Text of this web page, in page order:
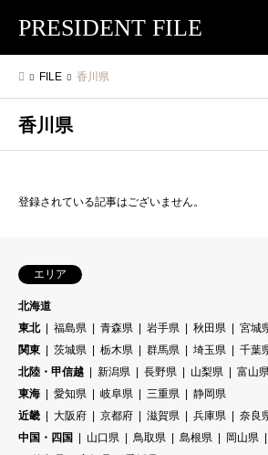
PRESIDENT FILE
FILE 香川県
香川県
登録されている記事はございません。
エリア
北海道
東北
福島県 青森県 岩手県 秋田県 宮城
関東
茨城県 栃木県 群馬県 埼玉県 千葉
北陸・甲信越
新潟県 長野県 山梨県 富山
東海
愛知県 岐阜県 三重県
静岡県
近畿
大阪府 京都府 滋賀県 兵庫県 奈良
中国・四国
山口県 鳥取県 島根県 岡山県